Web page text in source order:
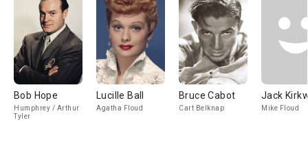
Bob Hope
Humphrey / Arthur
Tyler
Lucille Ball
Agatha Floud
Bruce Cabot
Cart Belknap
Jack
Mike Floud